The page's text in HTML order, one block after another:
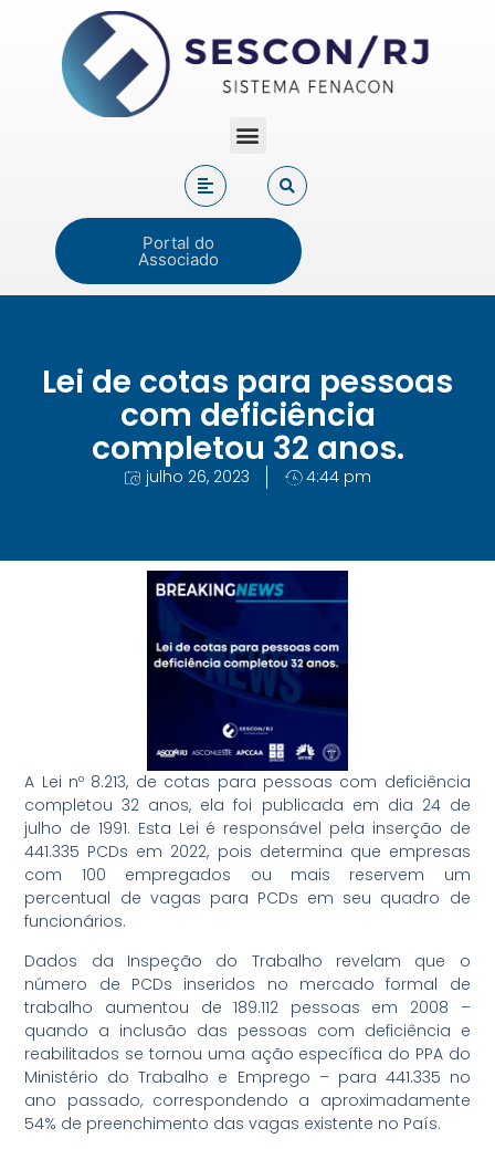
Portal do
Associado
Lei de cotas para pessoas
com deficiência
completou 32 anos.
julho 26, 2023 4:44 pm
A Lei nº 8.213, de cotas para pessoas com deficiência
completou 32 anos, ela foi publicada em dia 24 de
julho de 1991. Esta Lei é responsável pela inserção de
441.335 PCDs em 2022, pois determina que empresas
com 100 empregados ou mais reservem um
percentual de vagas para PCDs em seu quadro de
funcionários.
Dados da Inspeção do Trabalho revelam que o
número de PCDs inseridos no mercado formal de
trabalho aumentou de 189.112 pessoas em 2008 –
quando a inclusão das pessoas com deficiência e
reabilitados se tornou uma ação específica do PPA do
Ministério do Trabalho e Emprego – para 441.335 no
ano passado, correspondendo a aproximadamente
54% de preenchimento das vagas existente no País.